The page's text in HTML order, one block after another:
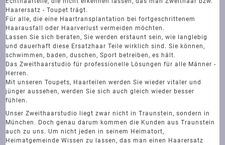
Haarersatz - Toupet trägt.
Für alle, die eine Haartransplantation bei fortgeschrittenem
Haarausfall oder Haarverlust vermeiden möchten.
Lassen Sie sich beraten, Sie werden erstaunt sein, wie langlebig
und dauerhaft diese Ersatzhaar Teile wirklich sind. Sie können,
schwimmen, baden, duschen, Sport betreiben, es hält.
Das Zweithaarstudio für professionelle Lösungen für alle Männer -
Herren.
Mit unseren Toupets, Haarteilen werden Sie wieder vitaler und
jünger aussehen, werden Sie sich auch gleich wieder besser
fühlen.
Unser Zweithaarstudio liegt zwar nicht in Traunstein, sondern in
München. Doch genau darum kommen die Kunden aus Traunstein
auch zu uns. Um nicht jeden in seinem Heimatort,
Heimatgemeinde Wissen zu lassen, das man einen Haarersatz